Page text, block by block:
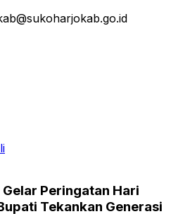
Peringatan Hari
Tekankan Generasi